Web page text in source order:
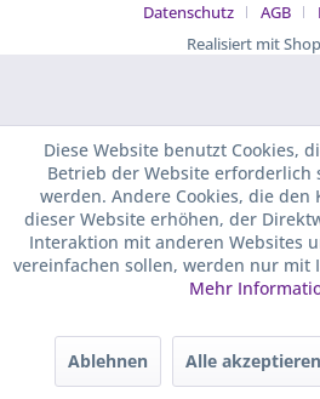
Datenschutz
AGB
Realisiert mit
Diese Website benutzt Cookies,
Betrieb der Website erforderlich
werden. Andere Cookies, die den
dieser Website erhöhen, der
Interaktion mit anderen Websites
vereinfachen sollen, werden nur mit
Mehr
Ablehnen Alle akzeptieren